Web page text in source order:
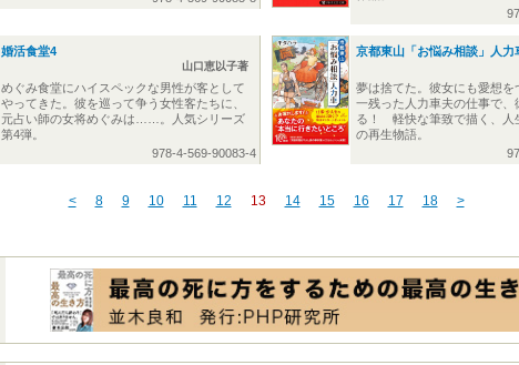
婚活食堂4
山口恵以子著
めぐみ食堂にハイスペックな男性が客として
やってきた。彼を巡って争う女性客たちに、
元占い師の女将めぐみは……。人気シリーズ
第4弾。
978-4-569-90083-4
京都東山「お悩み相談」人力
夢は捨てた。彼女にも愛想を
一残った人力車夫の仕事で、
る！ 軽快な筆致で描く、人
の再生物語。
< 8 9 10 11 12 13 14 15 16 17 18 >